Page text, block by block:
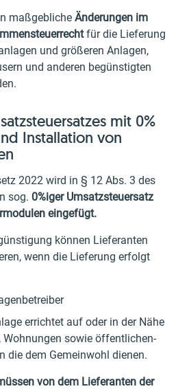
maßgebliche Änderungen im
für die Lieferung
und größeren Anlagen,
und anderen begünstigten
mit 0%
Installation von
2022 wird in § 12 Abs. 3 des
sog. 0%iger Umsatzsteuersatz
eingefügt.
können Lieferanten
wenn die Lieferung erfolgt
errichtet auf oder in der Nähe
sowie öffentlichen-
die dem Gemeinwohl dienen.
von dem Lieferanten der